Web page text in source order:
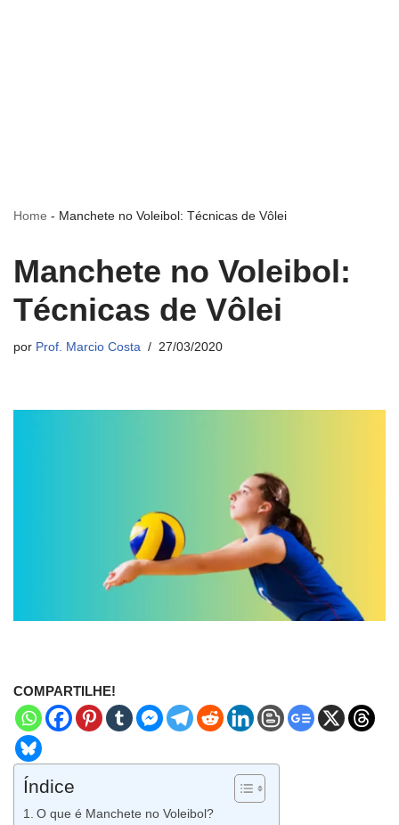
Home - Manchete no Voleibol: Técnicas de Vôlei
Manchete no Voleibol:
Técnicas de Vôlei
por Prof. Marcio Costa 27/03/2020
COMPARTILHE!
Índice
O que é Manchete no Voleibol?